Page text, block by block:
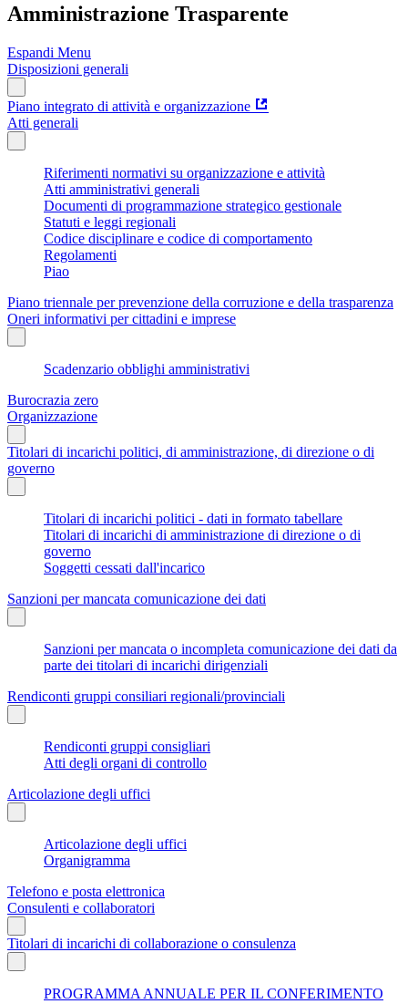
Amministrazione Trasparente
Espandi Menu
Disposizioni generali
Piano integrato di attività e organizzazione
Atti generali
Riferimenti normativi su organizzazione e attività
Atti amministrativi generali
Documenti di programmazione strategico gestionale
Statuti e leggi regionali
Codice disciplinare e codice di comportamento
Regolamenti
Piao
Piano triennale per prevenzione della corruzione e della trasparenza
Oneri informativi per cittadini e imprese
Scadenzario obblighi amministrativi
Burocrazia zero
Organizzazione
Titolari di incarichi politici, di amministrazione, di direzione o di
governo
Titolari di incarichi politici - dati in formato tabellare
Titolari di incarichi di amministrazione di direzione o di
governo
Soggetti cessati dall'incarico
Sanzioni per mancata comunicazione dei dati
Sanzioni per mancata o incompleta comunicazione dei dati da
parte dei titolari di incarichi dirigenziali
Rendiconti gruppi consiliari regionali/provinciali
Rendiconti gruppi consigliari
Atti degli organi di controllo
Articolazione degli uffici
Articolazione degli uffici
Organigramma
Telefono e posta elettronica
Consulenti e collaboratori
Titolari di incarichi di collaborazione o consulenza
PROGRAMMA ANNUALE PER IL CONFERIMENTO